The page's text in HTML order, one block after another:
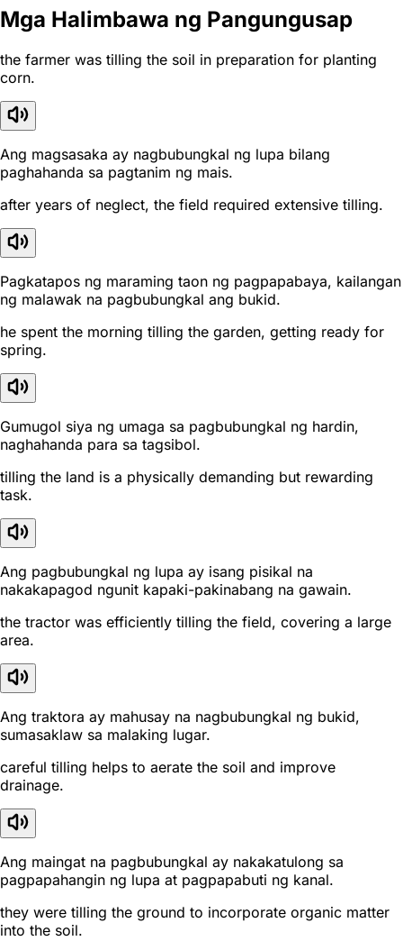
Mga Halimbawa ng Pangungusap
the farmer was tilling the soil in preparation for planting
corn.
Ang magsasaka ay nagbubungkal ng lupa bilang
paghahanda sa pagtanim ng mais.
after years of neglect, the field required extensive tilling.
Pagkatapos ng maraming taon ng pagpapabaya, kailangan
ng malawak na pagbubungkal ang bukid.
he spent the morning tilling the garden, getting ready for
spring.
Gumugol siya ng umaga sa pagbubungkal ng hardin,
naghahanda para sa tagsibol.
tilling the land is a physically demanding but rewarding
task.
Ang pagbubungkal ng lupa ay isang pisikal na
nakakapagod ngunit kapaki-pakinabang na gawain.
the tractor was efficiently tilling the field, covering a large
area.
Ang traktora ay mahusay na nagbubungkal ng bukid,
sumasaklaw sa malaking lugar.
careful tilling helps to aerate the soil and improve
drainage.
Ang maingat na pagbubungkal ay nakakatulong sa
pagpapahangin ng lupa at pagpapabuti ng kanal.
they were tilling the ground to incorporate organic matter
into the soil.